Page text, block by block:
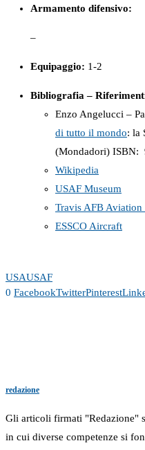
Armamento difensivo:
–
Equipaggio: 1-2
Bibliografia –
Enzo Angelucci –
di tutto il mondo: la
(Mondadori) ISBN:
Wikipedia
USAF Museum
Travis AFB Aviation
ESSCO Aircraft
USAUSAF
0 FacebookTwitterPinterest
redazione
Gli articoli firmati "Redazione"
in cui diverse competenze si